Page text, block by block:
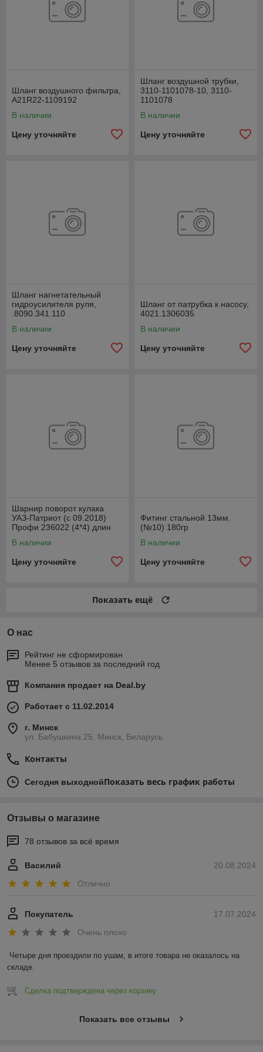
Шланг воздушного фильтра,
А21R22-1109192
В наличии
Цену уточняйте
Шланг воздушной трубки,
3110-1101078-10, 3110-
1101078
В наличии
Цену уточняйте
Шланг нагнетательный
гидроусилителя руля,
.8090.341.110
В наличии
Цену уточняйте
Шланг от патрубка к насосу,
4021.1306035
В наличии
Цену уточняйте
Шарнир поворот кулака
УАЗ-Патриот (с 09.2018)
Профи 236022 (4*4) длин
2360222304061
В наличии
Цену уточняйте
Фитинг стальной 13мм.
(№10) 180гр
В наличии
Цену уточняйте
Показать ещё
О нас
Рейтинг не сформирован
Менее 5 отзывов за последний год
Компания продает на Deal.by
Работает с 11.02.2014
г. Минск
ул. Бабушкина 25, Минск, Беларусь
Контакты
Сегодня выходнойПоказать весь график работы
Отзывы о магазине
78 отзывов за всё время
20.08.2024
Василий
Отлично
17.07.2024
Покупатель
Очень плохо
Четыре дня проездили по ушам, в итоге товара не оказалось на
складе.
Сделка подтверждена через корзину
Показать все отзывы